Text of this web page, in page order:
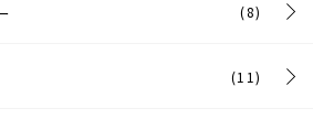
(8)
(11)